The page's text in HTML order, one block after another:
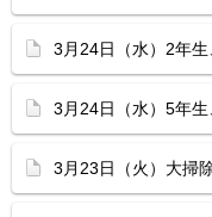
3月24日（水）2年
3月24日（水）5年
3月23日（火）大掃